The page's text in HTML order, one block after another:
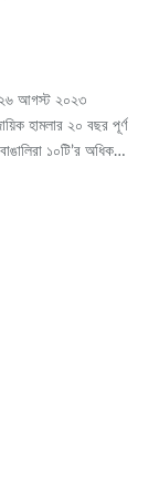
২৬ আগস্ট ২০২৩
হামলার ২০ বছর পূর্ণ
১০টি’র অধিক…